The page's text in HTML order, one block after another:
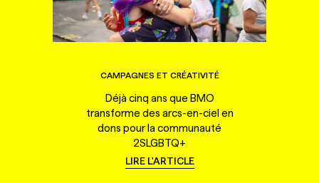
CAMPAGNES ET CRÉATIVITÉ
Déjà cinq ans que BMO
transforme des arcs-en-ciel en
dons pour la communauté
2SLGBTQ+
LIRE L'ARTICLE